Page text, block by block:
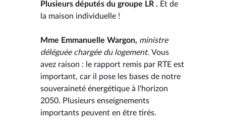
Plusieurs députés du groupe LR . Et de
la maison individuelle !
Mme Emmanuelle Wargon, ministre
déléguée chargée du logement. Vous
avez raison : le rapport remis par RTE est
important, car il pose les bases de notre
souveraineté énergétique à l'horizon
2050. Plusieurs enseignements
importants peuvent en être tirés.